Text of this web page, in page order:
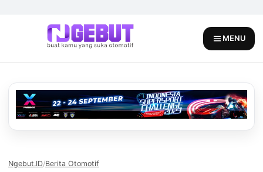
MENU
Ngebut.ID/Berita Otomotif